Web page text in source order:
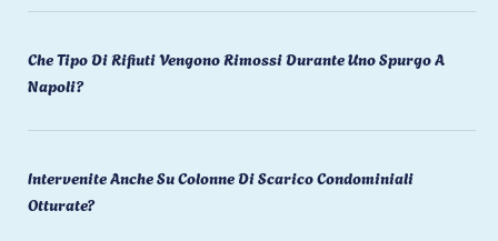
Che Tipo Di Rifiuti Vengono Rimossi Durante Uno Spurgo A
Napoli?
Intervenite Anche Su Colonne Di Scarico Condominiali
Otturate?